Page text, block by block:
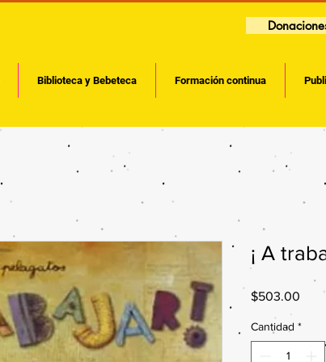
Biblioteca y Bebeteca Formación continua
¡ A
$503.00
Cantidad *